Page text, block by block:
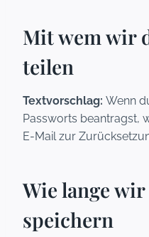
Mit wem wir
teilen
Textvorschlag: Wenn
Passworts beantragst,
E-Mail zur
Wie lange
speichern